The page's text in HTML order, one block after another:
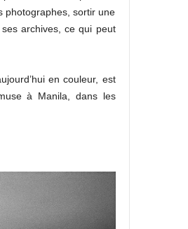
photographes, sortir une
archives, ce qui peut
en couleur, est
à Manila, dans les